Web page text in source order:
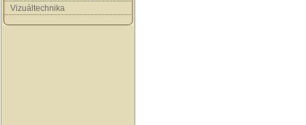
Vizuáltechnika